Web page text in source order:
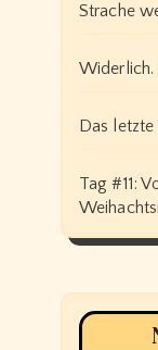
Strache
Widerlich.
Das
Tag #11: